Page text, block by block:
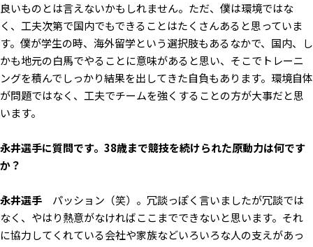
良いものとは言えないかもしれません。ただ、僕は環境ではな
く、工夫次第で国内でもできることはたくさんあると思っていま
す。僕が学生の時、海外留学という選択肢もあるなかで、国内、し
かも地元の白馬でやることに意味があると思い、そこでトレーニ
ングを積んでしっかり結果を出してきた自負もあります。環境自体
が問題ではなく、工夫でチームを強くすることの方が大事だと思
います。
――永井選手に質問です。38歳まで競技を続けられた原動力は何です
か？
永井選手 パッション（笑）。冗談っぽく言いましたが冗談では
なく、やはり熱意がなければここまでできないと思います。それ
に協力してくれている会社や家族などいろいろな人の支えがあっ